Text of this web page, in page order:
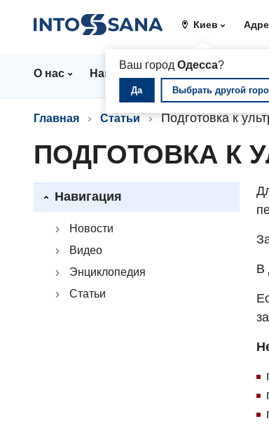
Киев
Ваш городОдесса?
Да Выбрать другой
О нас Направления Цены
Главная Статьи Подготовка к
ПОДГОТОВКА К
Навигация
Новости
Видео
Энциклопедия
Статьи
В